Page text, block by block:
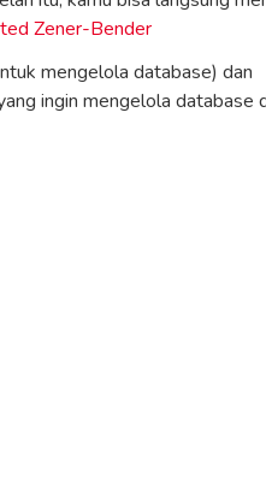
Zener-Bender
mengelola database) dan
ingin mengelola database